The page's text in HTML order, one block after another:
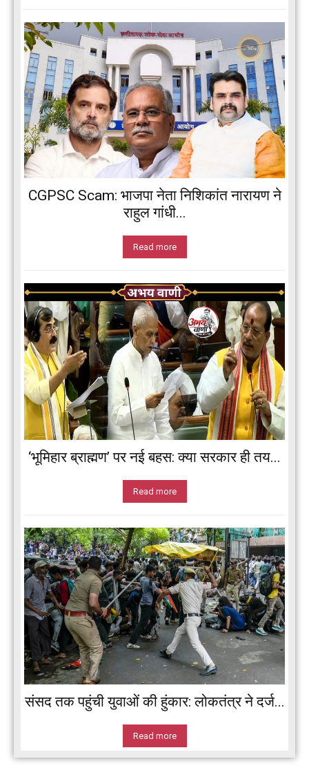
CGPSC Scam: भाजपा नेता निशिकांत नारायण ने
राहुल गांधी...
Read more
‘भूमिहार ब्राह्मण’ पर नई बहस: क्या सरकार ही तय...
Read more
संसद तक पहुंची युवाओं की हुंकार: लोकतंत्र ने दर्ज...
Read more